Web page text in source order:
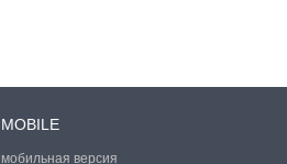
MOBILE
мобильная версия